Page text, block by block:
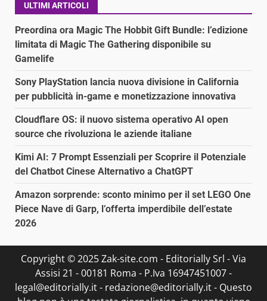
ULTIMI ARTICOLI
Preordina ora Magic The Hobbit Gift Bundle: l’edizione
limitata di Magic The Gathering disponibile su
Gamelife
Sony PlayStation lancia nuova divisione in California
per pubblicità in-game e monetizzazione innovativa
Cloudflare OS: il nuovo sistema operativo AI open
source che rivoluziona le aziende italiane
Kimi AI: 7 Prompt Essenziali per Scoprire il Potenziale
del Chatbot Cinese Alternativo a ChatGPT
Amazon sorprende: sconto minimo per il set LEGO One
Piece Nave di Garp, l’offerta imperdibile dell’estate
2026
Copyright © 2025 Zak-site.com - Editorially Srl - Via
Assisi 21 - 00181 Roma - P.Iva 16947451007 -
legal@editorially.it - redazione@editorially.it - Questo